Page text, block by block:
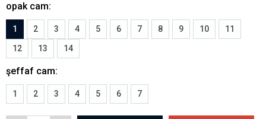
opak cam:
1 2 3 4 5 6 7 8 9 10 11
12 13 14
şeffaf cam:
1 2 3 4 5 6 7